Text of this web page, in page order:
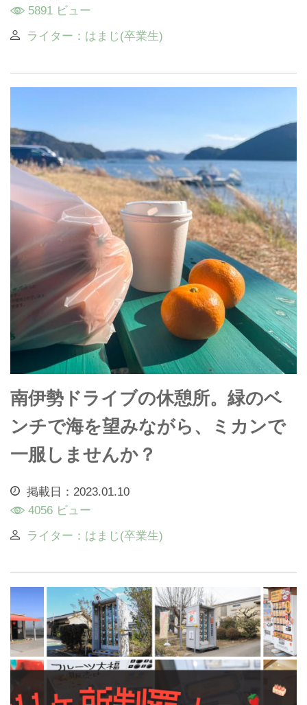
5891 ビュー
ライター：はまじ(卒業生)
南伊勢ドライブの休憩所。緑のベ
ンチで海を望みながら、ミカンで
一服しませんか？
掲載日：2023.01.10
4056 ビュー
ライター：はまじ(卒業生)